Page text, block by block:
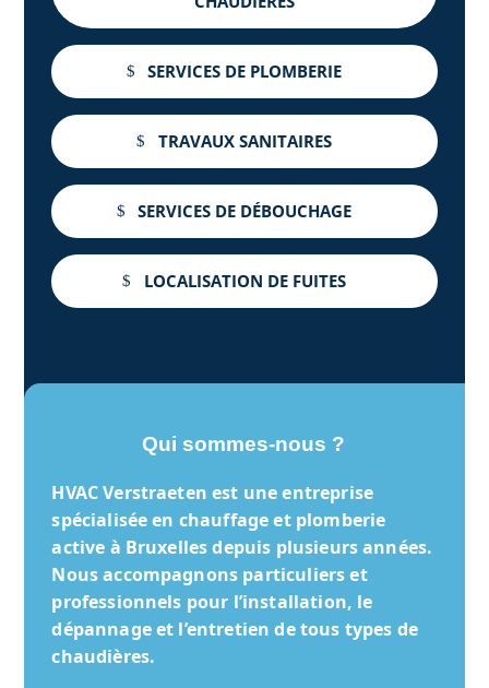
SERVICES DE PLOMBERIE
TRAVAUX SANITAIRES
SERVICES DE DÉBOUCHAGE
LOCALISATION DE FUITES
Qui sommes-nous ?
HVAC Verstraeten est une entreprise
spécialisée en chauffage et plomberie
active à Bruxelles depuis plusieurs années.
Nous accompagnons particuliers et
professionnels pour l’installation, le
dépannage et l’entretien de tous types de
chaudières.